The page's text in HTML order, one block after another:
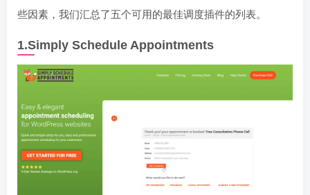
些因素，我们汇总了五个可用的最佳调度插件的列表。
1.Simply Schedule Appointments